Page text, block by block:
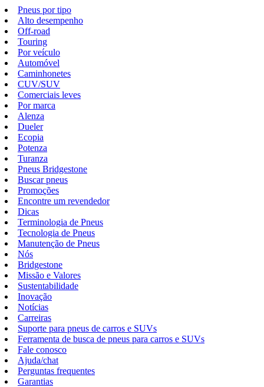
Pneus por tipo
Alto desempenho
Off-road
Touring
Por veículo
Automóvel
Caminhonetes
CUV/SUV
Comerciais leves
Por marca
Alenza
Dueler
Ecopia
Potenza
Turanza
Pneus Bridgestone
Buscar pneus
Promoções
Encontre um revendedor
Dicas
Terminologia de Pneus
Tecnologia de Pneus
Manutenção de Pneus
Nós
Bridgestone
Missão e Valores
Sustentabilidade
Inovação
Notícias
Carreiras
Suporte para pneus de carros e SUVs
Ferramenta de busca de pneus para carros e SUVs
Fale conosco
Ajuda/chat
Perguntas frequentes
Garantias